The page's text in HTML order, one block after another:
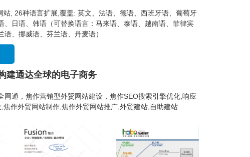
站, 26种语言扩展,覆盖: 英文、法语、德语、西班牙语、葡萄牙
、日语、韩语（可替换语言：马来语、泰语、越南语、菲律宾
、挪威语、芬兰语、丹麦语）
建通达全球的电子商务
网通，焦作营销型外贸网站建设，焦作SEO搜索引擎优化,响应
焦作外贸网站制作,焦作外贸网站推广,外贸建站,自助建站